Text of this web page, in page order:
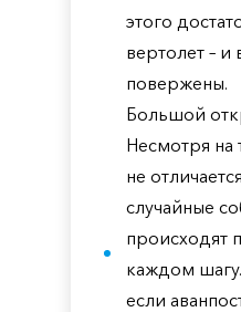
этого
вертолет – и
повержены.
Большой
Несмотря на
не
случайные
происходят
каждом
если